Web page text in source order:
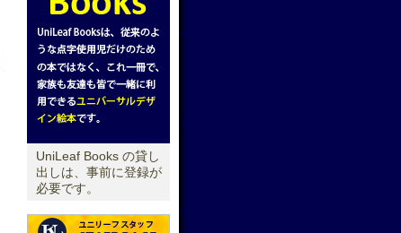
UniLeaf Books の貸し
出しは、事前に登録が
必要です。